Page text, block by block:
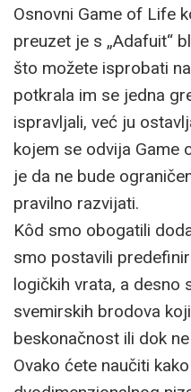
Osnovni Game of Life
preuzet je s „Adafuit“
što možete isprobati
potkrala im se jedna
ispravljali, već ju
kojem se odvija Game
je da ne bude
pravilno razvijati.
Kôd smo obogatili
smo postavili
logičkih vrata, a desno
svemirskih brodova
beskonačnost ili dok
Ovako ćete naučiti